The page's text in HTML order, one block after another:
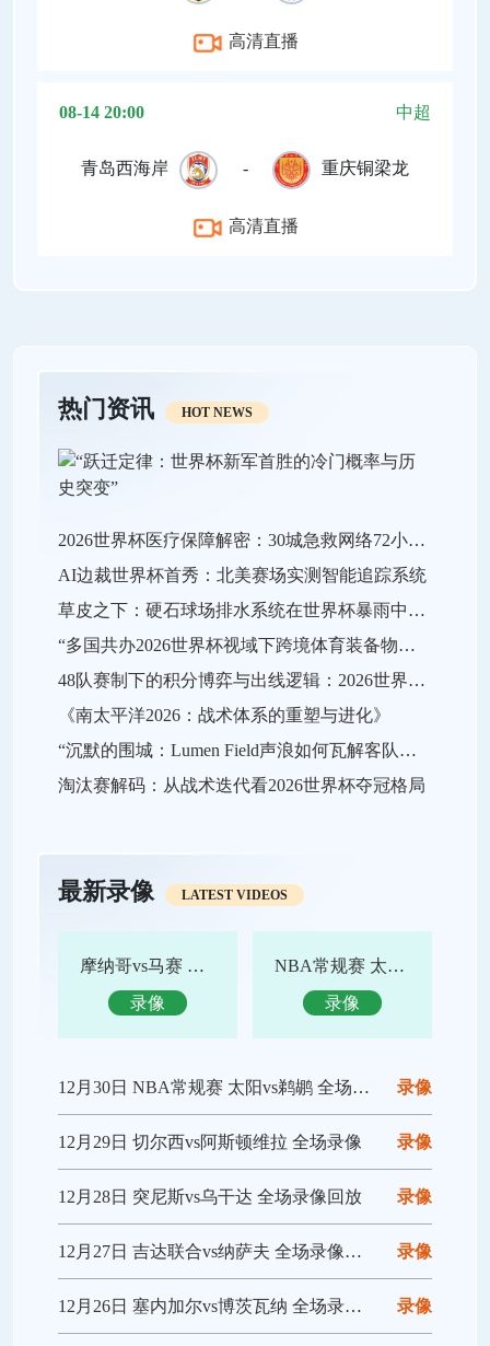
高清直播
08-14 20:00 中超
青岛西海岸 - 重庆铜梁龙
高清直播
热门资讯 HOT NEWS
2026世界杯医疗保障解密：30城急救网络72小时全域激活
AI边裁世界杯首秀：北美赛场实测智能追踪系统
草皮之下：硬石球场排水系统在世界杯暴雨中的极限生存战
“多国共办2026世界杯视域下跨境体育装备物流效能的关键瓶颈与系统优化策略”
48队赛制下的积分博弈与出线逻辑：2026世界杯小组赛战略推演
《南太平洋2026：战术体系的重塑与进化》
“沉默的围城：Lumen Field声浪如何瓦解客队进攻，及2026世界杯的应对之策”
淘汰赛解码：从战术迭代看2026世界杯夺冠格局
最新录像 LATEST VIDEOS
摩纳哥vs马赛 全场录像回放
录像
NBA常规赛 太阳vs鹈鹕 全场集锦
录像
录像
12月30日 NBA常规赛 太阳vs鹈鹕 全场录像回放
录像
12月29日 切尔西vs阿斯顿维拉 全场录像
录像
12月28日 突尼斯vs乌干达 全场录像回放
录像
12月27日 吉达联合vs纳萨夫 全场录像回放
录像
12月26日 塞内加尔vs博茨瓦纳 全场录像回放